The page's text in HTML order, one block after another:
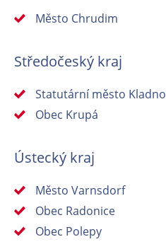
Město Chrudim
Středočeský kraj
Statutární město Kladno
Obec Krupá
Ústecký kraj
Město Varnsdorf
Obec Radonice
Obec Polepy